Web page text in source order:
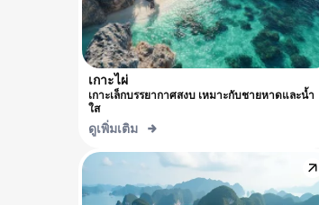
เกาะไผ่
เกาะเล็กบรรยากาศสงบ เหมาะกับชายหาดและน้ำ
ใส
ดูเพิ่มเติม